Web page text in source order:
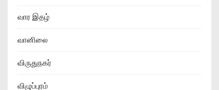
வார இதழ்
வானிலை
விருதுநகர்
விழுப்புரம்